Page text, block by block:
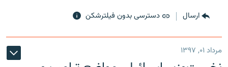
ارسال دسترسی بدون فیلترشکن
مرداد ۰۱, ۱۳۹۷